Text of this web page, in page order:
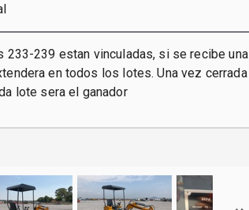
233-239 estan vinculadas, si se recibe una
en todos los lotes. Una vez cerrada
lote sera el ganador